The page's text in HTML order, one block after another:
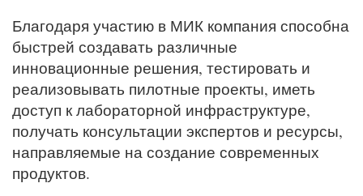
Благодаря участию в МИК компания способна
быстрей создавать различные
инновационные решения, тестировать и
реализовывать пилотные проекты, иметь
доступ к лабораторной инфраструктуре,
получать консультации экспертов и ресурсы,
направляемые на создание современных
продуктов.